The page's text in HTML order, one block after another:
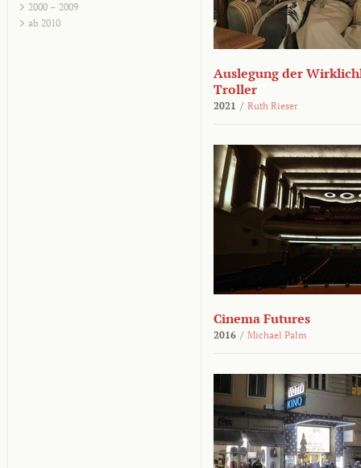
2000 – 2009
ab 2010
Auslegung der
Troller
2021 / Ruth Rieser
Cinema Futures
2016 / Michael Palm